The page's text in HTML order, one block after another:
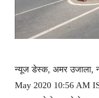
न्यूज डेस्क, अमर उजाला,
May 2020 10:56 AM